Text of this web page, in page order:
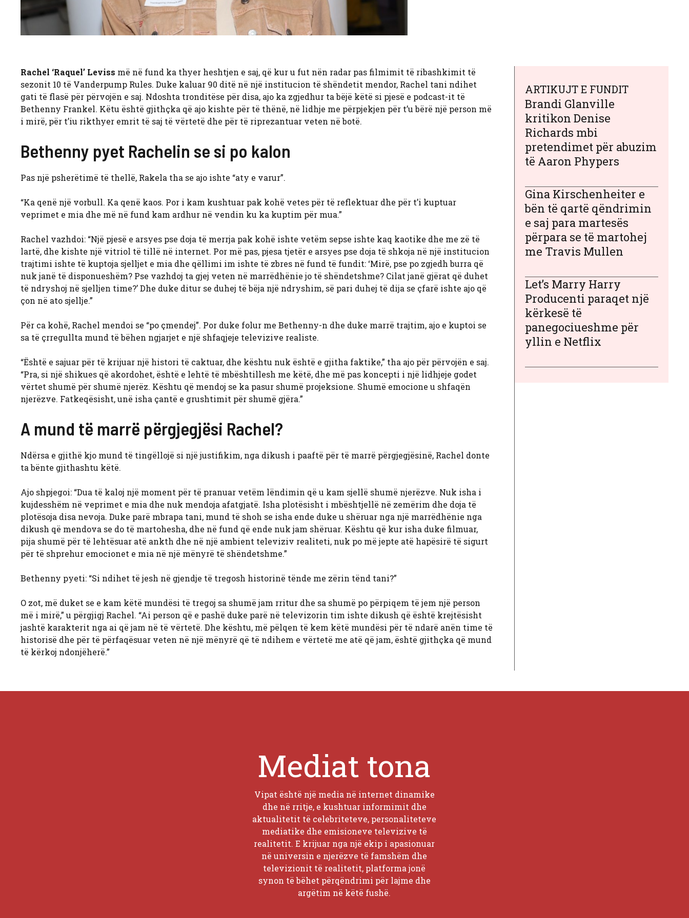
Rachel ‘Raquel’ Leviss më në fund ka thyer heshtjen e saj, që kur u fut nën radar pas filmimit të ribashkimit të
sezonit 10 të Vanderpump Rules. Duke kaluar 90 ditë në një institucion të shëndetit mendor, Rachel tani ndihet
gati të flasë për përvojën e saj. Ndoshta tronditëse për disa, ajo ka zgjedhur ta bëjë këtë si pjesë e podcast-it të
Bethenny Frankel. Këtu është gjithçka që ajo kishte për të thënë, në lidhje me përpjekjen për t’u bërë një person më
i mirë, për t’iu rikthyer emrit të saj të vërtetë dhe për të riprezantuar veten në botë.
Bethenny pyet Rachelin se si po kalon
Pas një psherëtimë të thellë, Rakela tha se ajo ishte “aty e varur”.
“Ka qenë një vorbull. Ka qenë kaos. Por i kam kushtuar pak kohë vetes për të reflektuar dhe për t’i kuptuar
veprimet e mia dhe më në fund kam ardhur në vendin ku ka kuptim për mua.”
Rachel vazhdoi: “Një pjesë e arsyes pse doja të merrja pak kohë ishte vetëm sepse ishte kaq kaotike dhe me zë të
lartë, dhe kishte një vitriol të tillë në internet. Por më pas, pjesa tjetër e arsyes pse doja të shkoja në një institucion
trajtimi ishte të kuptoja sjelljet e mia dhe qëllimi im ishte të zbres në fund të fundit: ‘Mirë, pse po zgjedh burra që
nuk janë të disponueshëm? Pse vazhdoj ta gjej veten në marrëdhënie jo të shëndetshme? Cilat janë gjërat që duhet
të ndryshoj në sjelljen time?’ Dhe duke ditur se duhej të bëja një ndryshim, së pari duhej të dija se çfarë ishte ajo që
çon në ato sjellje.”
Për ca kohë, Rachel mendoi se “po çmendej”. Por duke folur me Bethenny-n dhe duke marrë trajtim, ajo e kuptoi se
sa të çrregullta mund të bëhen ngjarjet e një shfaqjeje televizive realiste.
“Është e sajuar për të krijuar një histori të caktuar, dhe kështu nuk është e gjitha faktike,” tha ajo për përvojën e saj.
“Pra, si një shikues që akordohet, është e lehtë të mbështillesh me këtë, dhe më pas koncepti i një lidhjeje godet
vërtet shumë për shumë njerëz. Kështu që mendoj se ka pasur shumë projeksione. Shumë emocione u shfaqën
njerëzve. Fatkeqësisht, unë isha çantë e grushtimit për shumë gjëra.”
A mund të marrë përgjegjësi Rachel?
Ndërsa e gjithë kjo mund të tingëllojë si një justifikim, nga dikush i paaftë për të marrë përgjegjësinë, Rachel donte
ta bënte gjithashtu këtë.
Ajo shpjegoi: “Dua të kaloj një moment për të pranuar vetëm lëndimin që u kam sjellë shumë njerëzve. Nuk isha i
kujdesshëm në veprimet e mia dhe nuk mendoja afatgjatë. Isha plotësisht i mbështjellë në zemërim dhe doja të
plotësoja disa nevoja. Duke parë mbrapa tani, mund të shoh se isha ende duke u shëruar nga një marrëdhënie nga
dikush që mendova se do të martohesha, dhe në fund që ende nuk jam shëruar. Kështu që kur isha duke filmuar,
pija shumë për të lehtësuar atë ankth dhe në një ambient televiziv realiteti, nuk po më jepte atë hapësirë ​​të sigurt
për të shprehur emocionet e mia në një mënyrë të shëndetshme.”
Bethenny pyeti: “Si ndihet të jesh në gjendje të tregosh historinë tënde me zërin tënd tani?”
O zot, më duket se e kam këtë mundësi të tregoj sa shumë jam rritur dhe sa shumë po përpiqem të jem një person
më i mirë,” u përgjigj Rachel. “Ai person që e pashë duke parë në televizorin tim ishte dikush që është krejtësisht
jashtë karakterit nga ai që jam në të vërtetë. Dhe kështu, më pëlqen të kem këtë mundësi për të ndarë anën time të
historisë dhe për të përfaqësuar veten në një mënyrë që të ndihem e vërtetë me atë që jam, është gjithçka që mund
të kërkoj ndonjëherë.”
ARTIKUJT E FUNDIT
Brandi Glanville
kritikon Denise
Richards mbi
pretendimet për abuzim
të Aaron Phypers
Gina Kirschenheiter e
bën të qartë qëndrimin
e saj para martesës
përpara se të martohej
me Travis Mullen
Let’s Marry Harry
Producenti paraqet një
kërkesë të
panegociueshme për
yllin e Netflix
Mediat tona
Vipat është një media në internet dinamike
dhe në rritje, e kushtuar informimit dhe
aktualitetit të celebriteteve, personaliteteve
mediatike dhe emisioneve televizive të
realitetit. E krijuar nga një ekip i apasionuar
në universin e njerëzve të famshëm dhe
televizionit të realitetit, platforma jonë
synon të bëhet përqëndrimi për lajme dhe
argëtim në këtë fushë.